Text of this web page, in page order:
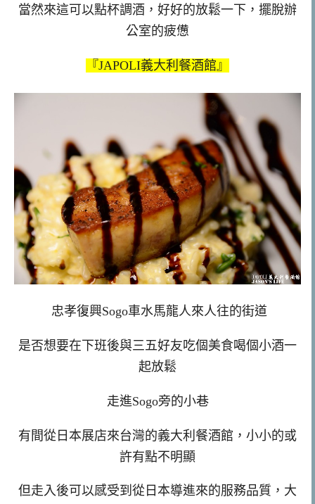
當然來這可以點杯調酒，好好的放鬆一下，擺脫辦
公室的疲憊
『JAPOLI義大利餐酒館』
忠孝復興Sogo車水馬龍人來人往的街道
是否想要在下班後與三五好友吃個美食喝個小酒一
起放鬆
走進Sogo旁的小巷
有間從日本展店來台灣的義大利餐酒館，小小的或
許有點不明顯
但走入後可以感受到從日本導進來的服務品質，大